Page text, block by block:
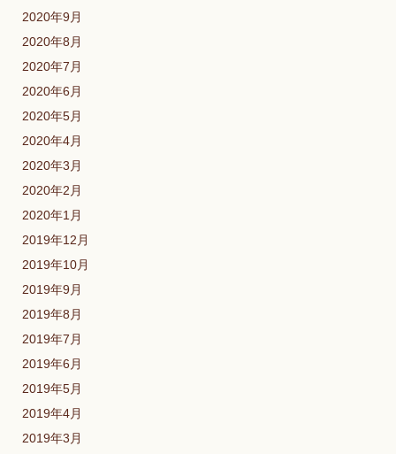
2020年9月
2020年8月
2020年7月
2020年6月
2020年5月
2020年4月
2020年3月
2020年2月
2020年1月
2019年12月
2019年10月
2019年9月
2019年8月
2019年7月
2019年6月
2019年5月
2019年4月
2019年3月